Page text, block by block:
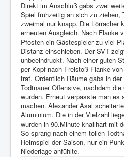
Direkt im Anschluß gabs zwei
Spiel frühzeitig an sich zu ziehen,
zweimal nur knapp. Die Lörracher
erneuten Ausgleich. Nach Flanke
Pfosten ein Gästespieler zu viel
Distanz einschieben. Der SVT
unbeeindruckt. Nach einer guten
per Kopf nach Freistoß Flanke
traf. Ordentlich Räume gabs in
Todtnauer Offensive, nachdem
wurden. Erneut verpasste man es
machen. Alexander Asal
Aluminium. Die in der Vielzahl
wurden in 90.Minute knallhart mit
So sprang nach einem tollen
Heimspiel der Saison, nur ein
Niederlage anfühlte.